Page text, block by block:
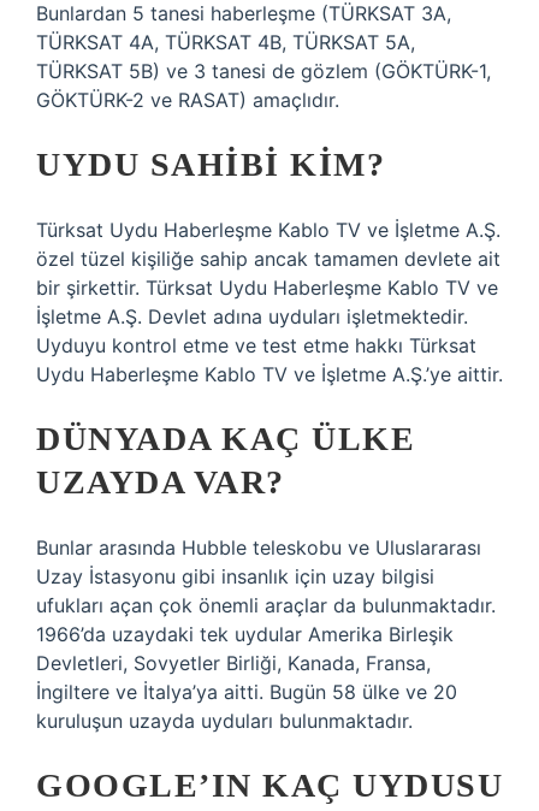
Bunlardan 5 tanesi haberleşme (TÜRKSAT 3A,
TÜRKSAT 4A, TÜRKSAT 4B, TÜRKSAT 5A,
TÜRKSAT 5B) ve 3 tanesi de gözlem (GÖKTÜRK-1,
GÖKTÜRK-2 ve RASAT) amaçlıdır.
UYDU SAHIBI KIM?
Türksat Uydu Haberleşme Kablo TV ve İşletme A.Ş.
özel tüzel kişiliğe sahip ancak tamamen devlete ait
bir şirkettir. Türksat Uydu Haberleşme Kablo TV ve
İşletme A.Ş. Devlet adına uyduları işletmektedir.
Uyduyu kontrol etme ve test etme hakkı Türksat
Uydu Haberleşme Kablo TV ve İşletme A.Ş.’ye aittir.
DÜNYADA KAÇ ÜLKE
UZAYDA VAR?
Bunlar arasında Hubble teleskobu ve Uluslararası
Uzay İstasyonu gibi insanlık için uzay bilgisi
ufukları açan çok önemli araçlar da bulunmaktadır.
1966’da uzaydaki tek uydular Amerika Birleşik
Devletleri, Sovyetler Birliği, Kanada, Fransa,
İngiltere ve İtalya’ya aitti. Bugün 58 ülke ve 20
kuruluşun uzayda uyduları bulunmaktadır.
GOOGLE’IN KAÇ UYDUSU